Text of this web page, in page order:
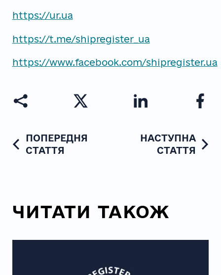
https://ur.ua
https://t.me/shipregister_ua
https://www.facebook.com/shipregister.ua
ПОПЕРЕДНЯ
СТАТТЯ
НАСТУПНА
СТАТТЯ
ЧИТАТИ ТАКОЖ